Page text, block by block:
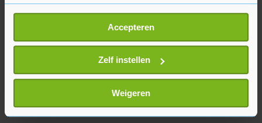
Als u het toestaat, willen we ook graag:
Informatie verzamelen over uw geografische
locatie, die tot een paar meter nauwkeurig kan zijn
Uw apparaat identificeren door het actief te
scannen op specifieke eigenschappen (fingerprinting)
Lees meer over hoe uw persoonlijke gegevens worden
verwerkt en stel uw voorkeuren in het
U kunt uw toestemming op elk moment wijzigen of
Accepteren
Zelf instellen
Weigeren